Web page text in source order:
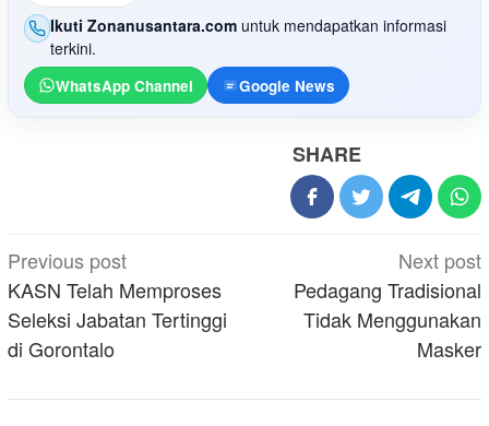
Ikuti Zonanusantara.com untuk mendapatkan informasi
terkini.
WhatsApp Channel Google News
SHARE
Post
navigation
Previous post
KASN Telah Memproses
Seleksi Jabatan Tertinggi
di Gorontalo
Next post
Pedagang Tradisional
Tidak Menggunakan
Masker